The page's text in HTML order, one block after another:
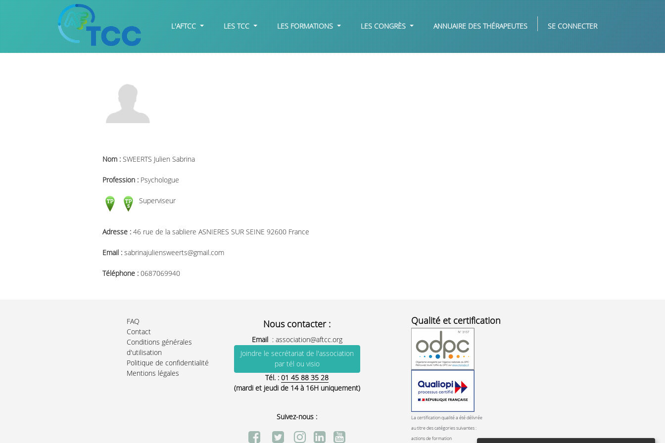
L'AFTCC LES TCC LES FORMATIONS LES CONGRÈS ANNUAIRE DES THÉRAPEUTES SE CONNECTER
Nom : SWEERTS Julien Sabrina
Profession : Psychologue
Superviseur
Adresse : 46 rue de la sabliere ASNIERES SUR SEINE 92600 France
Email : sabrinajuliensweerts@gmail.com
Téléphone : 0687069940
FAQ
Contact
Conditions générales
d'utilisation
Politique de confidentialité
Mentions légales
Nous contacter :
Email : association@aftcc.org
Joindre le secrétariat de l'association
par tél ou visio
Tél. : 01 45 88 35 28
(mardi et jeudi de 14 à 16H uniquement)
Suivez-nous :
Qualité et certification
La certification qualité a été délivrée
au titre des catégories suivantes :
actions de formation